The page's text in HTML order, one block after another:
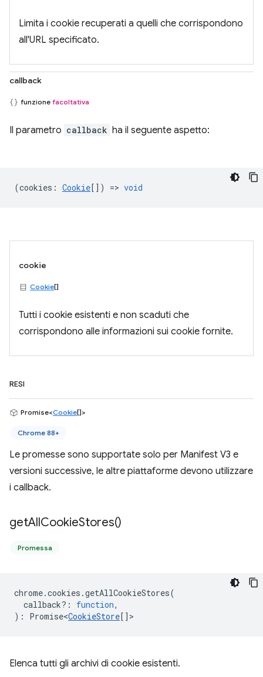
Limita i cookie recuperati a quelli che corrispondono
all'URL specificato.
callback
funzione facoltativa
Il parametro callback ha il seguente aspetto:
(cookies : Cookie[]) => void
cookie
Cookie[]
Tutti i cookie esistenti e non scaduti che
corrispondono alle informazioni sui cookie fornite.
RESI
Promise<Cookie[]>
Chrome 88+
Le promesse sono supportate solo per Manifest V3 e
versioni successive, le altre piattaforme devono utilizzare
i callback.
getAllCookieStores()
Promessa
chrome.cookies .getAllCookieStores(
callback? : function,
) : Promise<CookieStore[] >
Elenca tutti gli archivi di cookie esistenti.